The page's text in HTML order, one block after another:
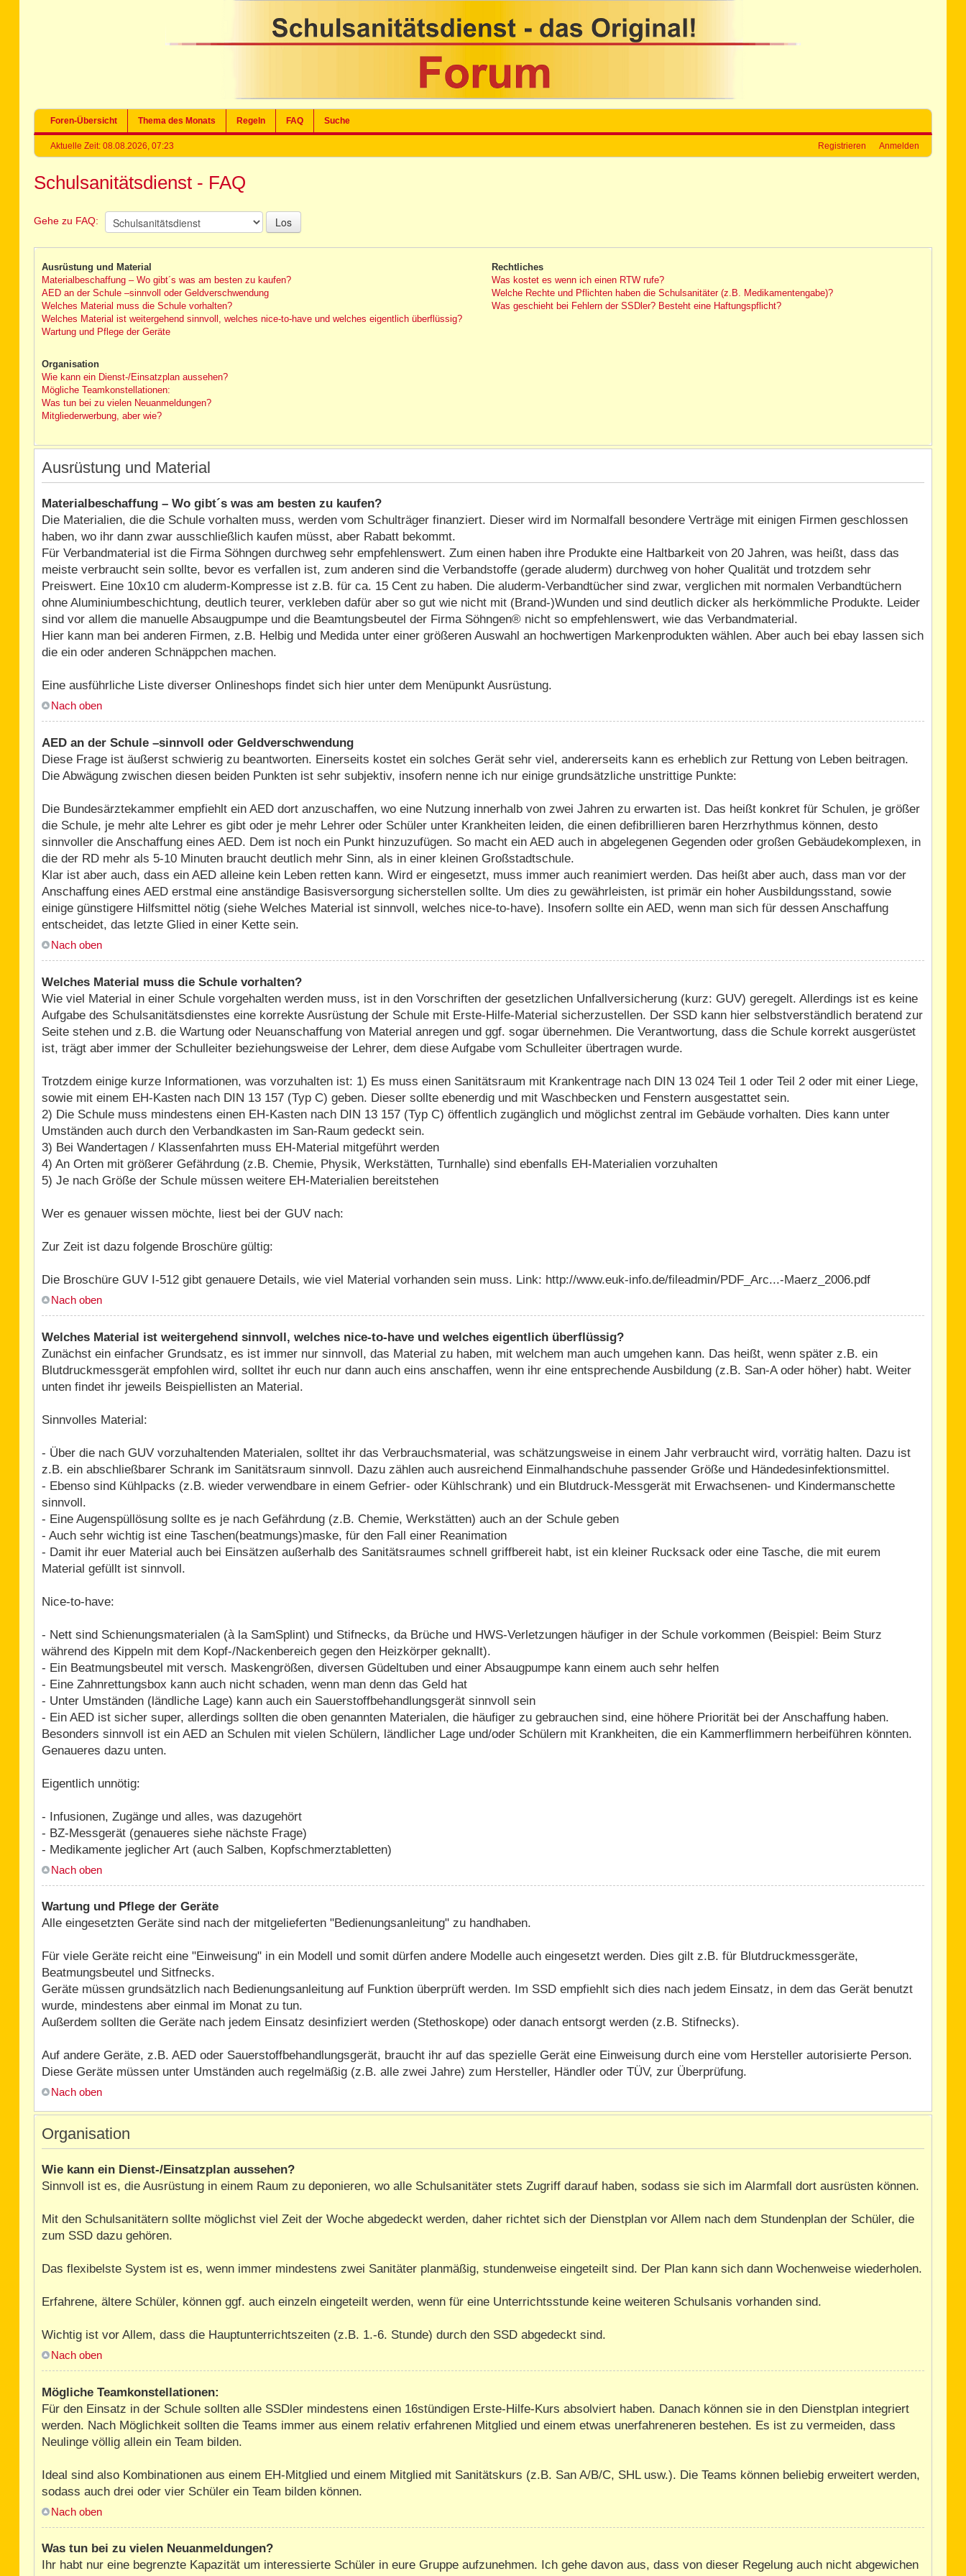
Foren-Übersicht Thema des Monats Regeln FAQ Suche
Aktuelle Zeit: 08.08.2026, 07:23 Registrieren Anmelden
Schulsanitätsdienst - FAQ
Gehe zu FAQ:
Ausrüstung und Material
Materialbeschaffung – Wo gibt´s was am besten zu kaufen?
AED an der Schule –sinnvoll oder Geldverschwendung
Welches Material muss die Schule vorhalten?
Welches Material ist weitergehend sinnvoll, welches nice-to-have und welches eigentlich überflüssig?
Wartung und Pflege der Geräte
Organisation
Wie kann ein Dienst-/Einsatzplan aussehen?
Mögliche Teamkonstellationen:
Was tun bei zu vielen Neuanmeldungen?
Mitgliederwerbung, aber wie?
Rechtliches
Was kostet es wenn ich einen RTW rufe?
Welche Rechte und Pflichten haben die Schulsanitäter (z.B. Medikamentengabe)?
Was geschieht bei Fehlern der SSDler? Besteht eine Haftungspflicht?
Ausrüstung und Material
Materialbeschaffung – Wo gibt´s was am besten zu kaufen?
Die Materialien, die die Schule vorhalten muss, werden vom Schulträger finanziert. Dieser wird im Normalfall besondere Verträge mit einigen Firmen geschlossen
haben, wo ihr dann zwar ausschließlich kaufen müsst, aber Rabatt bekommt.
Für Verbandmaterial ist die Firma Söhngen durchweg sehr empfehlenswert. Zum einen haben ihre Produkte eine Haltbarkeit von 20 Jahren, was heißt, dass das
meiste verbraucht sein sollte, bevor es verfallen ist, zum anderen sind die Verbandstoffe (gerade aluderm) durchweg von hoher Qualität und trotzdem sehr
Preiswert. Eine 10x10 cm aluderm-Kompresse ist z.B. für ca. 15 Cent zu haben. Die aluderm-Verbandtücher sind zwar, verglichen mit normalen Verbandtüchern
ohne Aluminiumbeschichtung, deutlich teurer, verkleben dafür aber so gut wie nicht mit (Brand-)Wunden und sind deutlich dicker als herkömmliche Produkte. Leider
sind vor allem die manuelle Absaugpumpe und die Beamtungsbeutel der Firma Söhngen® nicht so empfehlenswert, wie das Verbandmaterial.
Hier kann man bei anderen Firmen, z.B. Helbig und Medida unter einer größeren Auswahl an hochwertigen Markenprodukten wählen. Aber auch bei ebay lassen sich
die ein oder anderen Schnäppchen machen.
Eine ausführliche Liste diverser Onlineshops findet sich hier unter dem Menüpunkt Ausrüstung.
Nach oben
AED an der Schule –sinnvoll oder Geldverschwendung
Diese Frage ist äußerst schwierig zu beantworten. Einerseits kostet ein solches Gerät sehr viel, andererseits kann es erheblich zur Rettung von Leben beitragen.
Die Abwägung zwischen diesen beiden Punkten ist sehr subjektiv, insofern nenne ich nur einige grundsätzliche unstrittige Punkte:
Die Bundesärztekammer empfiehlt ein AED dort anzuschaffen, wo eine Nutzung innerhalb von zwei Jahren zu erwarten ist. Das heißt konkret für Schulen, je größer
die Schule, je mehr alte Lehrer es gibt oder je mehr Lehrer oder Schüler unter Krankheiten leiden, die einen defibrillieren baren Herzrhythmus können, desto
sinnvoller die Anschaffung eines AED. Dem ist noch ein Punkt hinzuzufügen. So macht ein AED auch in abgelegenen Gegenden oder großen Gebäudekomplexen, in
die der RD mehr als 5-10 Minuten braucht deutlich mehr Sinn, als in einer kleinen Großstadtschule.
Klar ist aber auch, dass ein AED alleine kein Leben retten kann. Wird er eingesetzt, muss immer auch reanimiert werden. Das heißt aber auch, dass man vor der
Anschaffung eines AED erstmal eine anständige Basisversorgung sicherstellen sollte. Um dies zu gewährleisten, ist primär ein hoher Ausbildungsstand, sowie
einige günstigere Hilfsmittel nötig (siehe Welches Material ist sinnvoll, welches nice-to-have). Insofern sollte ein AED, wenn man sich für dessen Anschaffung
entscheidet, das letzte Glied in einer Kette sein.
Nach oben
Welches Material muss die Schule vorhalten?
Wie viel Material in einer Schule vorgehalten werden muss, ist in den Vorschriften der gesetzlichen Unfallversicherung (kurz: GUV) geregelt. Allerdings ist es keine
Aufgabe des Schulsanitätsdienstes eine korrekte Ausrüstung der Schule mit Erste-Hilfe-Material sicherzustellen. Der SSD kann hier selbstverständlich beratend zur
Seite stehen und z.B. die Wartung oder Neuanschaffung von Material anregen und ggf. sogar übernehmen. Die Verantwortung, dass die Schule korrekt ausgerüstet
ist, trägt aber immer der Schulleiter beziehungsweise der Lehrer, dem diese Aufgabe vom Schulleiter übertragen wurde.
Trotzdem einige kurze Informationen, was vorzuhalten ist: 1) Es muss einen Sanitätsraum mit Krankentrage nach DIN 13 024 Teil 1 oder Teil 2 oder mit einer Liege,
sowie mit einem EH-Kasten nach DIN 13 157 (Typ C) geben. Dieser sollte ebenerdig und mit Waschbecken und Fenstern ausgestattet sein.
2) Die Schule muss mindestens einen EH-Kasten nach DIN 13 157 (Typ C) öffentlich zugänglich und möglichst zentral im Gebäude vorhalten. Dies kann unter
Umständen auch durch den Verbandkasten im San-Raum gedeckt sein.
3) Bei Wandertagen / Klassenfahrten muss EH-Material mitgeführt werden
4) An Orten mit größerer Gefährdung (z.B. Chemie, Physik, Werkstätten, Turnhalle) sind ebenfalls EH-Materialien vorzuhalten
5) Je nach Größe der Schule müssen weitere EH-Materialien bereitstehen
Wer es genauer wissen möchte, liest bei der GUV nach:
Zur Zeit ist dazu folgende Broschüre gültig:
Die Broschüre GUV I-512 gibt genauere Details, wie viel Material vorhanden sein muss. Link: http://www.euk-info.de/fileadmin/PDF_Arc...-Maerz_2006.pdf
Nach oben
Welches Material ist weitergehend sinnvoll, welches nice-to-have und welches eigentlich überflüssig?
Zunächst ein einfacher Grundsatz, es ist immer nur sinnvoll, das Material zu haben, mit welchem man auch umgehen kann. Das heißt, wenn später z.B. ein
Blutdruckmessgerät empfohlen wird, solltet ihr euch nur dann auch eins anschaffen, wenn ihr eine entsprechende Ausbildung (z.B. San-A oder höher) habt. Weiter
unten findet ihr jeweils Beispiellisten an Material.
Sinnvolles Material:
- Über die nach GUV vorzuhaltenden Materialen, solltet ihr das Verbrauchsmaterial, was schätzungsweise in einem Jahr verbraucht wird, vorrätig halten. Dazu ist
z.B. ein abschließbarer Schrank im Sanitätsraum sinnvoll. Dazu zählen auch ausreichend Einmalhandschuhe passender Größe und Händedesinfektionsmittel.
- Ebenso sind Kühlpacks (z.B. wieder verwendbare in einem Gefrier- oder Kühlschrank) und ein Blutdruck-Messgerät mit Erwachsenen- und Kindermanschette
sinnvoll.
- Eine Augenspüllösung sollte es je nach Gefährdung (z.B. Chemie, Werkstätten) auch an der Schule geben
- Auch sehr wichtig ist eine Taschen(beatmungs)maske, für den Fall einer Reanimation
- Damit ihr euer Material auch bei Einsätzen außerhalb des Sanitätsraumes schnell griffbereit habt, ist ein kleiner Rucksack oder eine Tasche, die mit eurem
Material gefüllt ist sinnvoll.
Nice-to-have:
- Nett sind Schienungsmaterialen (à la SamSplint) und Stifnecks, da Brüche und HWS-Verletzungen häufiger in der Schule vorkommen (Beispiel: Beim Sturz
während des Kippeln mit dem Kopf-/Nackenbereich gegen den Heizkörper geknallt).
- Ein Beatmungsbeutel mit versch. Maskengrößen, diversen Güdeltuben und einer Absaugpumpe kann einem auch sehr helfen
- Eine Zahnrettungsbox kann auch nicht schaden, wenn man denn das Geld hat
- Unter Umständen (ländliche Lage) kann auch ein Sauerstoffbehandlungsgerät sinnvoll sein
- Ein AED ist sicher super, allerdings sollten die oben genannten Materialen, die häufiger zu gebrauchen sind, eine höhere Priorität bei der Anschaffung haben.
Besonders sinnvoll ist ein AED an Schulen mit vielen Schülern, ländlicher Lage und/oder Schülern mit Krankheiten, die ein Kammerflimmern herbeiführen könnten.
Genaueres dazu unten.
Eigentlich unnötig:
- Infusionen, Zugänge und alles, was dazugehört
- BZ-Messgerät (genaueres siehe nächste Frage)
- Medikamente jeglicher Art (auch Salben, Kopfschmerztabletten)
Nach oben
Wartung und Pflege der Geräte
Alle eingesetzten Geräte sind nach der mitgelieferten "Bedienungsanleitung" zu handhaben.
Für viele Geräte reicht eine "Einweisung" in ein Modell und somit dürfen andere Modelle auch eingesetzt werden. Dies gilt z.B. für Blutdruckmessgeräte,
Beatmungsbeutel und Sitfnecks.
Geräte müssen grundsätzlich nach Bedienungsanleitung auf Funktion überprüft werden. Im SSD empfiehlt sich dies nach jedem Einsatz, in dem das Gerät benutzt
wurde, mindestens aber einmal im Monat zu tun.
Außerdem sollten die Geräte nach jedem Einsatz desinfiziert werden (Stethoskope) oder danach entsorgt werden (z.B. Stifnecks).
Auf andere Geräte, z.B. AED oder Sauerstoffbehandlungsgerät, braucht ihr auf das spezielle Gerät eine Einweisung durch eine vom Hersteller autorisierte Person.
Diese Geräte müssen unter Umständen auch regelmäßig (z.B. alle zwei Jahre) zum Hersteller, Händler oder TÜV, zur Überprüfung.
Nach oben
Organisation
Wie kann ein Dienst-/Einsatzplan aussehen?
Sinnvoll ist es, die Ausrüstung in einem Raum zu deponieren, wo alle Schulsanitäter stets Zugriff darauf haben, sodass sie sich im Alarmfall dort ausrüsten können.
Mit den Schulsanitätern sollte möglichst viel Zeit der Woche abgedeckt werden, daher richtet sich der Dienstplan vor Allem nach dem Stundenplan der Schüler, die
zum SSD dazu gehören.
Das flexibelste System ist es, wenn immer mindestens zwei Sanitäter planmäßig, stundenweise eingeteilt sind. Der Plan kann sich dann Wochenweise wiederholen.
Erfahrene, ältere Schüler, können ggf. auch einzeln eingeteilt werden, wenn für eine Unterrichtsstunde keine weiteren Schulsanis vorhanden sind.
Wichtig ist vor Allem, dass die Hauptunterrichtszeiten (z.B. 1.-6. Stunde) durch den SSD abgedeckt sind.
Nach oben
Mögliche Teamkonstellationen:
Für den Einsatz in der Schule sollten alle SSDler mindestens einen 16stündigen Erste-Hilfe-Kurs absolviert haben. Danach können sie in den Dienstplan integriert
werden. Nach Möglichkeit sollten die Teams immer aus einem relativ erfahrenen Mitglied und einem etwas unerfahreneren bestehen. Es ist zu vermeiden, dass
Neulinge völlig allein ein Team bilden.
Ideal sind also Kombinationen aus einem EH-Mitglied und einem Mitglied mit Sanitätskurs (z.B. San A/B/C, SHL usw.). Die Teams können beliebig erweitert werden,
sodass auch drei oder vier Schüler ein Team bilden können.
Nach oben
Was tun bei zu vielen Neuanmeldungen?
Ihr habt nur eine begrenzte Kapazität um interessierte Schüler in eure Gruppe aufzunehmen. Ich gehe davon aus, dass von dieser Regelung auch nicht abgewichen